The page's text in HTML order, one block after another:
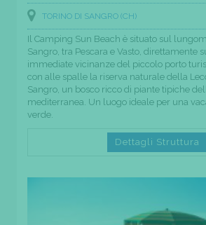
TORINO DI SANGRO (CH)
Il Camping Sun Beach è situato sul
Sangro, tra Pescara e Vasto, direttamente
immediate vicinanze del piccolo porto
con alle spalle la riserva naturale della
Sangro, un bosco ricco di piante tipiche
mediterranea. Un luogo ideale per una
verde.
Dettagli Struttura